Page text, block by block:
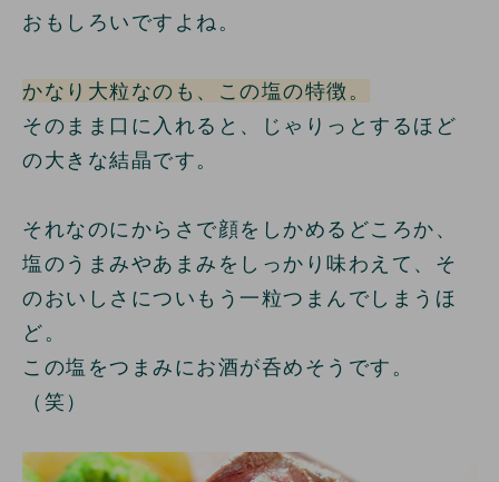
おもしろいですよね。
かなり大粒なのも、この塩の特徴。
そのまま口に入れると、じゃりっとするほど
の大きな結晶です。
それなのにからさで顔をしかめるどころか、
塩のうまみやあまみをしっかり味わえて、そ
のおいしさについもう一粒つまんでしまうほ
ど。
この塩をつまみにお酒が呑めそうです。
（笑）